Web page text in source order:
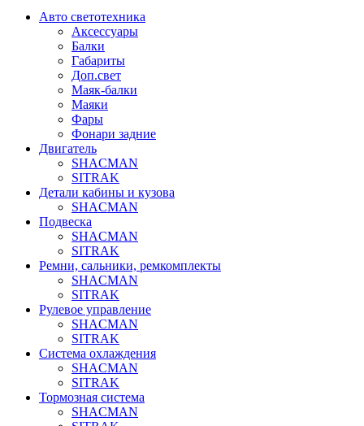
Авто светотехника
Аксессуары
Балки
Габариты
Доп.свет
Маяк-балки
Маяки
Фары
Фонари задние
Двигатель
SHACMAN
SITRAK
Детали кабины и кузова
SHACMAN
Подвеска
SHACMAN
SITRAK
Ремни, сальники, ремкомплекты
SHACMAN
SITRAK
Рулевое управление
SHACMAN
SITRAK
Система охлаждения
SHACMAN
SITRAK
Тормозная система
SHACMAN